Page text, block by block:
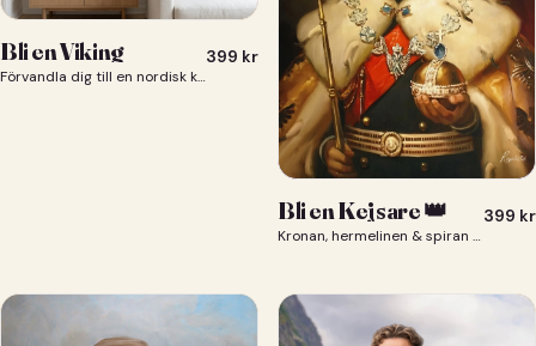
Bli en Viking
Förvandla dig till en nordisk krigare i ett episkt vikingaporträtt.
399 kr
Bli en Kejsare 👑
Kronan, hermelinen & spiran — du som kejsare 👑
399 kr